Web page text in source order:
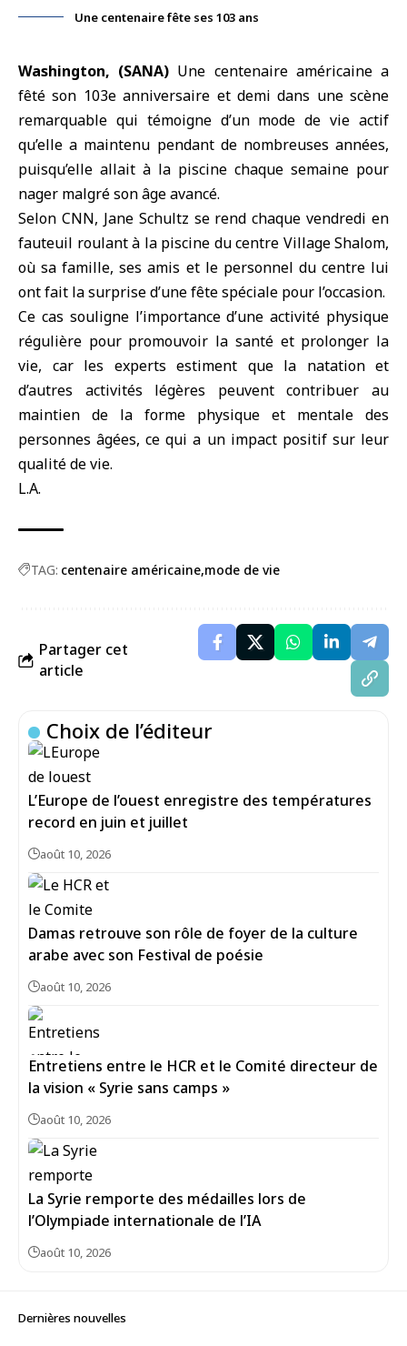
Une centenaire fête ses 103 ans
Washington, (SANA) Une centenaire américainea
fêté son 103e anniversaire et demi dans une scène
remarquable qui témoigne d’un mode de vie actif
qu’elle a maintenu pendant de nombreuses années,
puisqu’elle allait à la piscine chaque semaine pour
nager malgré son âge avancé.
Selon CNN, Jane Schultz se rend chaque vendredi en
fauteuil roulant à la piscine du centre Village Shalom,
où sa famille, ses amis et le personnel du centre lui
ont fait la surprise d’une fête spéciale pour l’occasion.
Ce cas souligne l’importance d’une activité physique
régulière pour promouvoir la santé et prolonger la
vie, car les experts estiment que la natation et
d’autres activités légères peuvent contribuer au
maintien de la forme physique et mentale des
personnes âgées, ce qui a un impact positif sur leur
qualité de vie.
L.A.
TAG: centenaire américaine mode de vie
Partager cet
article
Choix de l’éditeur
L’Europe de l’ouest enregistre des températures
record en juin et juillet
août 10, 2026
Damas retrouve son rôle de foyer de la culture
arabe avec son Festival de poésie
août 10, 2026
Entretiens entre le HCR et le Comité directeur de
la vision « Syrie sans camps »
août 10, 2026
La Syrie remporte des médailles lors de
l’Olympiade internationale de l’IA
août 10, 2026
Dernières nouvelles